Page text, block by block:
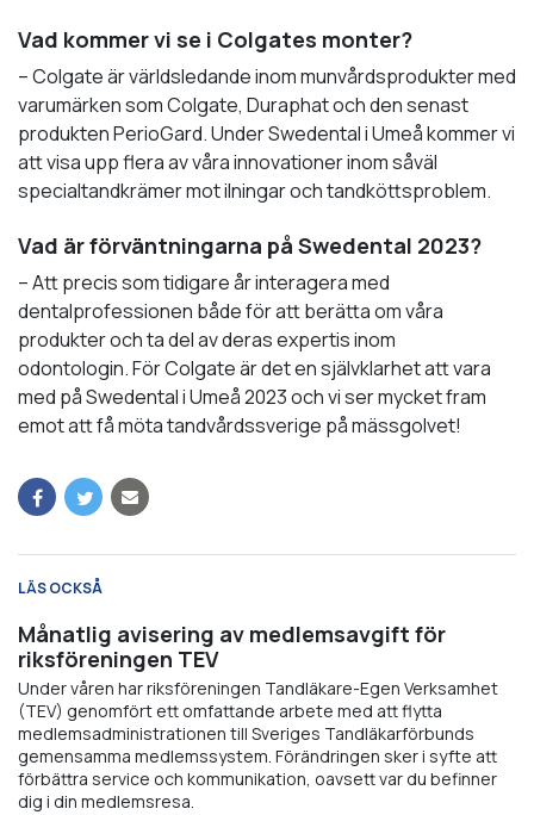
Vad kommer vi se i Colgates monter?
– Colgate är världsledande inom munvårdsprodukter med
varumärken som Colgate, Duraphat och den senast
produkten PerioGard. Under Swedental i Umeå kommer vi
att visa upp flera av våra innovationer inom såväl
specialtandkrämer mot ilningar och tandköttsproblem.
Vad är förväntningarna på Swedental 2023?
– Att precis som tidigare år interagera med
dentalprofessionen både för att berätta om våra
produkter och ta del av deras expertis inom
odontologin. För Colgate är det en självklarhet att vara
med på Swedental i Umeå 2023 och vi ser mycket fram
emot att få möta tandvårdssverige på mässgolvet!
LÄS OCKSÅ
Månatlig avisering av medlemsavgift för
riksföreningen TEV
Under våren har riksföreningen Tandläkare-Egen Verksamhet
(TEV) genomfört ett omfattande arbete med att flytta
medlemsadministrationen till Sveriges Tandläkarförbunds
gemensamma medlemssystem. Förändringen sker i syfte att
förbättra service och kommunikation, oavsett var du befinner
dig i din medlemsresa.